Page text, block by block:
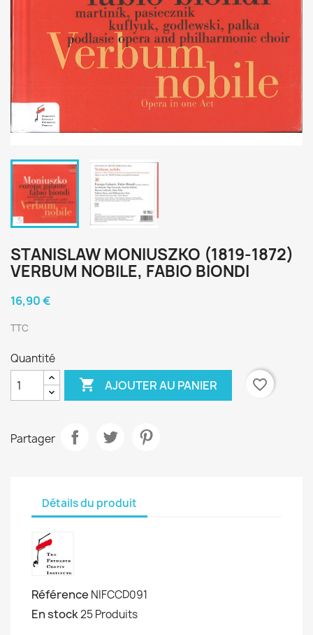
STANISLAW MONIUSZKO (1819-1872)
VERBUM NOBILE, FABIO BIONDI
16,90 €
TTC
Quantité
 AJOUTER AU PANIER favorite_border
Partager
Détails du produit
Référence NIFCCD091
En stock25 Produits